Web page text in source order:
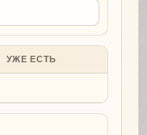
УЖЕ ЕСТЬ